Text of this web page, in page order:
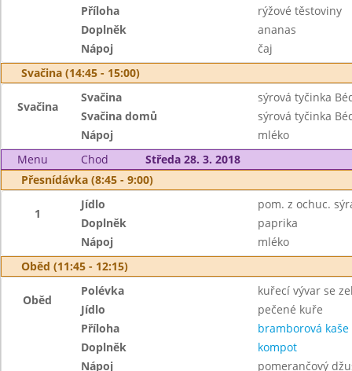
Příloha
rýžové těstoviny
Doplněk
ananas
Nápoj
čaj
Svačina (14:45 - 15:00)
Svačina
Svačina
sýrová tyčinka
Svačina domů
sýrová tyčinka
Nápoj
mléko
Menu
Chod
Středa 28. 3. 2018
Přesnídávka (8:45 - 9:00)
1
Jídlo
pom. z ochuc.
Doplněk
paprika
Nápoj
mléko
Oběd (11:45 - 12:15)
Oběd
Polévka
kuřecí vývar se
Jídlo
pečené kuře
Příloha
bramborová kaše
Doplněk
kompot
Nápoj
pomerančový